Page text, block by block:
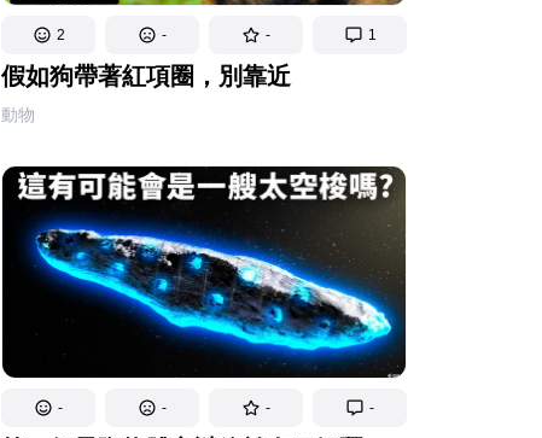
2 - - 1
假如狗帶著紅項圈，別靠近
動物
- - - -